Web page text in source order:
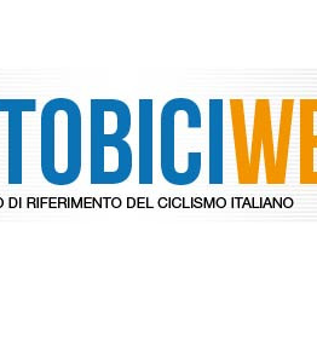
TOUR DE FRANCE.
TOUR DE FRANCE. A